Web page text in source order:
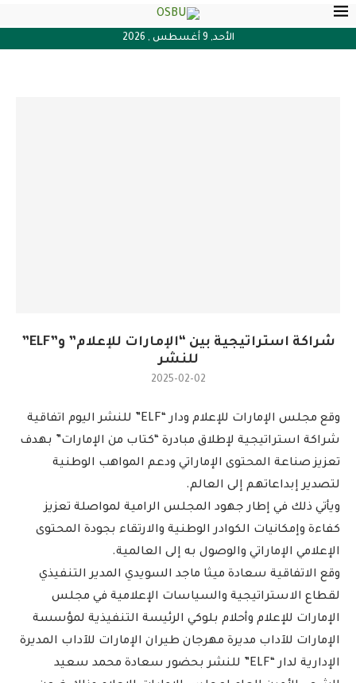
الأحد, 9 أغسطس , 2026
شراكة استراتيجية بين “الإمارات للإعلام” و”ELF”
للنشر
2025-02-02
وقع مجلس الإمارات للإعلام ودار “ELF” للنشر اليوم اتفاقية
شراكة استراتيجية لإطلاق مبادرة “كتاب من الإمارات” بهدف
تعزيز صناعة المحتوى الإماراتي ودعم المواهب الوطنية
لتصدير إبداعاتهم إلى العالم.
ويأتي ذلك في إطار جهود المجلس الرامية لمواصلة تعزيز
كفاءة وإمكانيات الكوادر الوطنية والارتقاء بجودة المحتوى
الإعلامي الإماراتي والوصول به إلى العالمية.
وقع الاتفاقية سعادة ميثا ماجد السويدي المدير التنفيذي
لقطاع الاستراتيجية والسياسات الإعلامية في مجلس
الإمارات للإعلام وأحلام بلوكي الرئيسة التنفيذية لمؤسسة
الإمارات للآداب مديرة مهرجان طيران الإمارات للآداب المديرة
الإدارية لدار “ELF” للنشر بحضور سعادة محمد سعيد